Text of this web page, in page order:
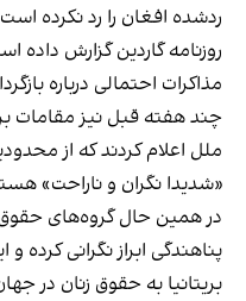
ردشده افغان را رد نکرده
روزنامه گاردین گزارش
مذاکرات احتمالی درباره
چند هفته قبل نیز مقامات
ملل اعلام کردند که از
«شدیدا نگران و ناراحت»
در همین حال گروه‌های
پناهندگی ابراز نگرانی کرده
بریتانیا به حقوق زنان در